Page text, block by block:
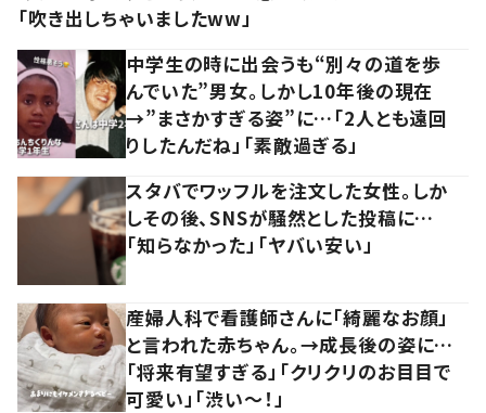
「吹き出しちゃいましたww」
中学生の時に出会うも“別々の道を歩
んでいた”男女。しかし10年後の現在
→”まさかすぎる姿”に…「2人とも遠回
りしたんだね」「素敵過ぎる」
スタバでワッフルを注文した女性。しか
しその後、SNSが騒然とした投稿に…
「知らなかった」「ヤバい安い」
産婦人科で看護師さんに「綺麗なお顔」
と言われた赤ちゃん。→成長後の姿に…
「将来有望すぎる」「クリクリのお目目で
可愛い」「渋い～！」